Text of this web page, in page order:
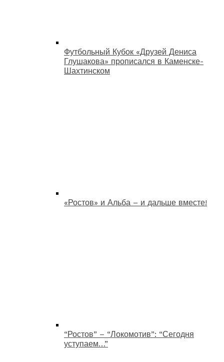
Футбольный Кубок «Друзей Дениса
Глушакова» прописался в Каменске-
Шахтинском
«Ростов» и Альба – и дальше вместе!
“Ростов” – “Локомотив”: “Сегодня
уступаем…”